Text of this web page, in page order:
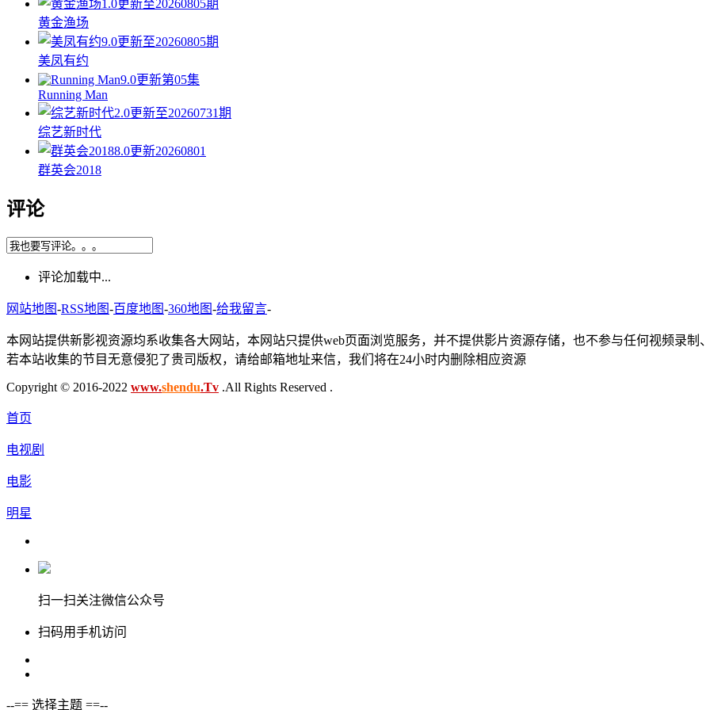
1.0更新至20260805期
黄金渔场
9.0更新至20260805期
美凤有约
9.0更新第05集
Running Man
2.0更新至20260731期
综艺新时代
8.0更新20260801
群英会2018
评论
评论加载中...
网站地图-RSS地图-百度地图-360地图-给我留言-
本网站提供新影视资源均系收集各大网站，本网站只提供web页面浏览服务，并不提供影片资源存储，也不参与任何视频录制
若本站收集的节目无意侵犯了贵司版权，请给邮箱地址来信，我们将在24小时内删除相应资源
Copyright © 2016-2022 www.shendu.Tv .All Rights Reserved .
首页
电视剧
电影
明星
扫一扫关注微信公众号
扫码用手机访问
--== 选择主题 ==--